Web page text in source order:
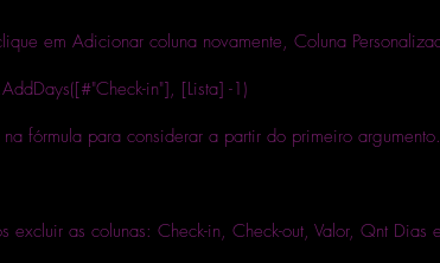
em Adicionar coluna novamente, Coluna
in"], [Lista] -1)
fórmula para considerar a partir do primeiro argumento.
excluir as colunas: Check-in, Check-out, Valor, Qnt